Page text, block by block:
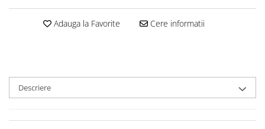
Devoționale/Meditații Biblice
Biografii
Reviste
Adauga la Favorite Cere informatii
Descriere